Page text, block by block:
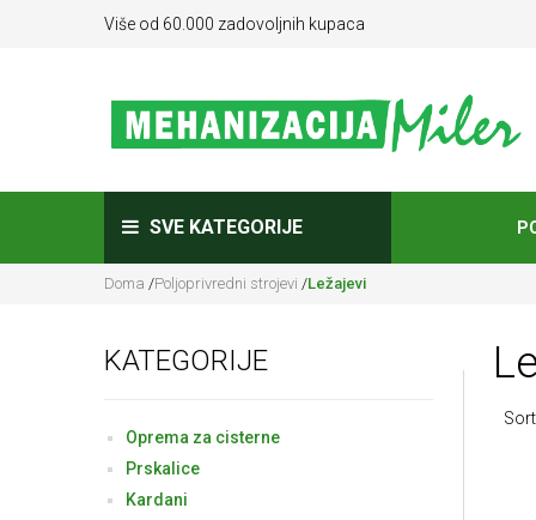
Više od 60.000 zadovoljnih kupaca
SVE KATEGORIJE
Doma /Poljoprivredni strojevi /Ležajevi
KATEGORIJE
Oprema za cisterne
Prskalice
Kardani